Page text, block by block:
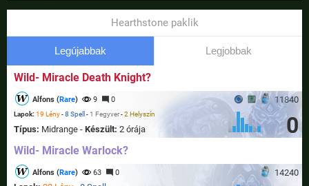
Hearthstone paklik
Legújabbak Legjobbak
Wild- Miracle Death Knight?
11840
Alfons (Rare) 9 0
Lapok: 19 Lény-8 Spell - 1 Fegyver-2 Helyszín
Típus: Midrange - Készült: 2 órája 0
Wild- Miracle Warlock?
14240
Alfons (Rare) 63 0